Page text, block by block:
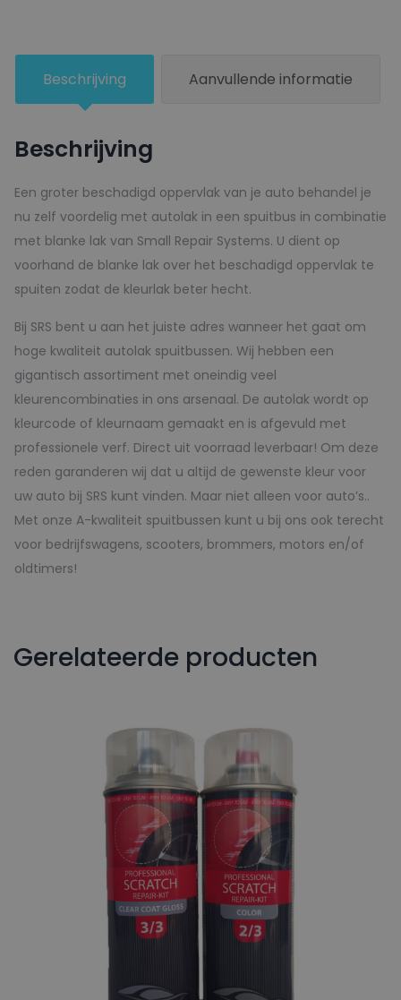
PRUSSIAN
-
aantal
Beschrijving Aanvullende informatie
Beschrijving
Een groter beschadigd oppervlak van je auto behandel je
nu zelf voordelig met autolak in een spuitbus in combinatie
met blanke lak van Small Repair Systems. U dient op
voorhand de blanke lak over het beschadigd oppervlak te
spuiten zodat de kleurlak beter hecht.
Bij SRS bent u aan het juiste adres wanneer het gaat om
hoge kwaliteit autolak spuitbussen. Wij hebben een
gigantisch assortiment met oneindig veel
kleurencombinaties in ons arsenaal. De autolak wordt op
kleurcode of kleurnaam gemaakt en is afgevuld met
professionele verf. Direct uit voorraad leverbaar! Om deze
reden garanderen wij dat u altijd de gewenste kleur voor
uw auto bij SRS kunt vinden. Maar niet alleen voor auto’s..
Met onze A-kwaliteit spuitbussen kunt u bij ons ook terecht
voor bedrijfswagens, scooters, brommers, motors en/of
oldtimers!
Gerelateerde producten